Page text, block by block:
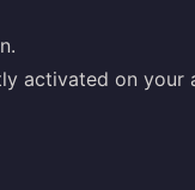
activated on your